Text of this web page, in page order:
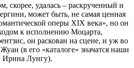
скорее, удалась – раскрученный и
может быть, не самая ценная
оперы XIX века», но он
к исполнению Моцарта,
он раскован на сцене, и уж во
(в его «каталоге» значатся наши
Лунгу).